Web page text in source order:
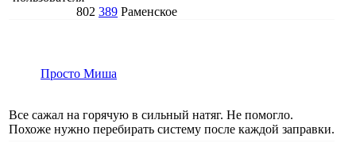
802 389 Раменское
Просто Миша
Все сажал на горячую в сильный натяг. Не помогло.
Похоже нужно перебирать систему после каждой заправки.